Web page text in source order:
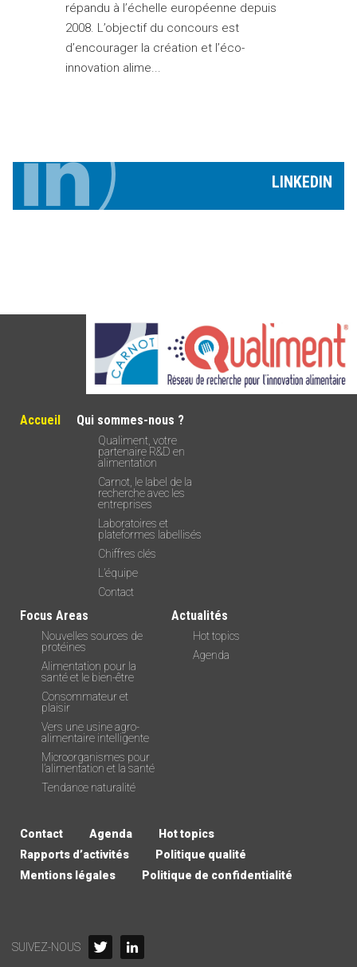
répandu à l’échelle européenne depuis
2008. L’objectif du concours est
d’encourager la création et l’éco-
innovation alime...
LINKEDIN
Accueil Qui sommes-nous ?
Qualiment, votre
partenaire R&D en
alimentation
Carnot, le label de la
recherche avec les
entreprises
Laboratoires et
plateformes labellisés
Chiffres clés
L’équipe
Contact
Focus Areas
Nouvelles sources de
protéines
Alimentation pour la
santé et le bien-être
Consommateur et
plaisir
Vers une usine agro-
alimentaire intelligente
Microorganismes pour
l’alimentation et la santé
Tendance naturalité
Actualités
Hot topics
Agenda
Contact Agenda
Hot topics
Rapports d’activités
Politique qualité
Mentions légales
Politique de confidentialité
SUIVEZ-NOUS